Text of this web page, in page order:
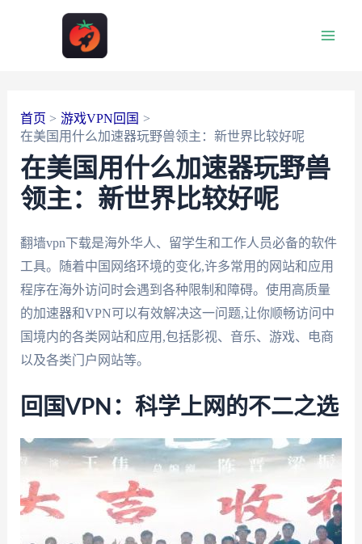
首页
游戏VPN回国
在美国用什么加速器玩野兽领主：新世界比较好呢
在美国用什么加速器玩野兽
领主：新世界比较好呢
翻墙vpn下载是海外华人、留学生和工作人员必备的软件
工具。随着中国网络环境的变化,许多常用的网站和应用
程序在海外访问时会遇到各种限制和障碍。使用高质量
的加速器和VPN可以有效解决这一问题,让你顺畅访问中
国境内的各类网站和应用,包括影视、音乐、游戏、电商
以及各类门户网站等。
回国VPN：科学上网的不二之选